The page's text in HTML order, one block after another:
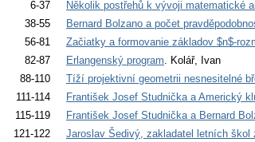
6-37
Několik postřehů k vývoji matematické
38-55
Bernard Bolzano a počet
56-81
Začiatky a formovanie základov $n$-
82-87
Erlangenský program . Kolář, Ivan
88-110
Tíží projektivní geometrii nesnesitelné
111-114
František Josef Studnička a Americký
115-119
František Josef Studnička a Bernard
121-122
Jaroslav Šedivý, zakladatel letních škol